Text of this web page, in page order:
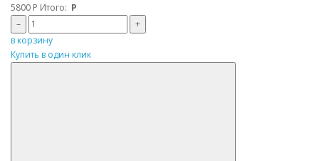
5800 Р Итого: Р
–
+
в корзину
Купить в один клик